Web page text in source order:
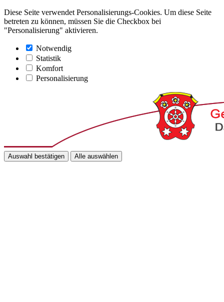
Diese Seite verwendet Personalisierungs-Cookies. Um diese Seite
betreten zu können, müssen Sie die Checkbox bei
"Personalisierung" aktivieren.
Notwendig
Statistik
Komfort
Personalisierung
Auswahl bestätigen Alle auswählen